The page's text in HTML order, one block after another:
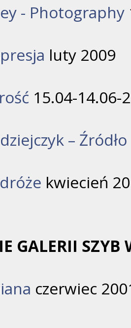
- Photography
luty 2009
15.04-14.06-
–
kwiecień
GALERII SZYB
czerwiec